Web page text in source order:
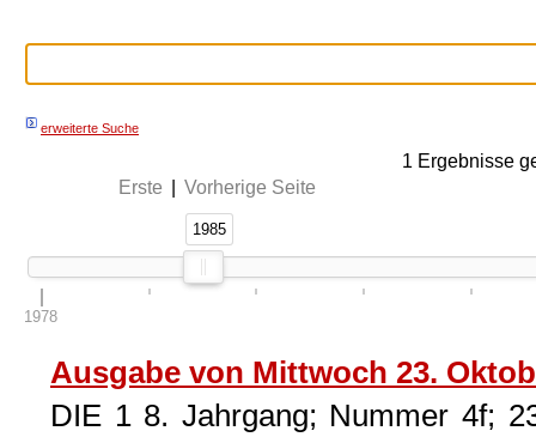
erweiterte Suche
1 Ergebnisse
Erste
Vorherige Seite
1985
1985
1978
Ausgabe von Mittwoch 23.
DIE 1 8. Jahrgang; Nummer 4f;